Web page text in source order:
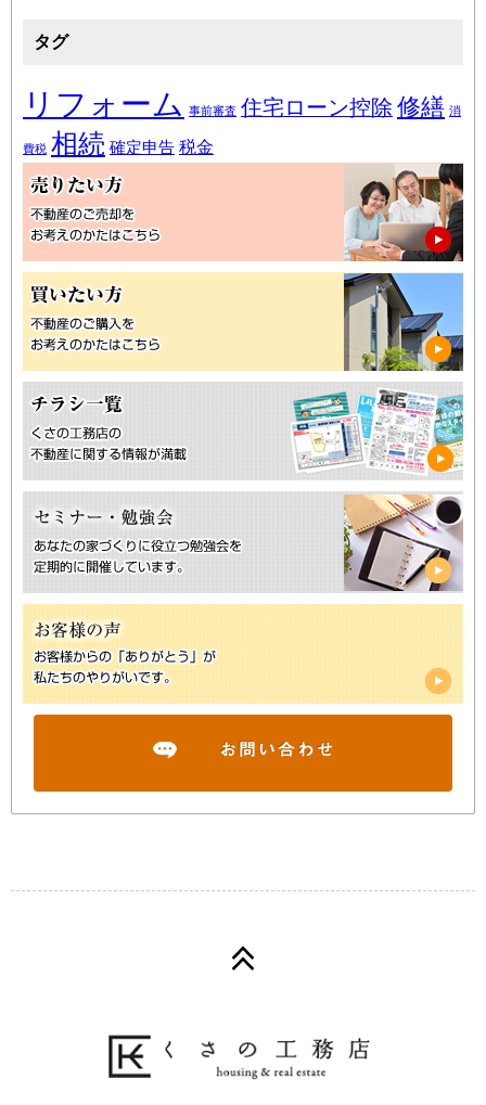
タグ
リフォーム 事前審査 住宅ローン控除 修繕 消
費税 相続 確定申告 税金